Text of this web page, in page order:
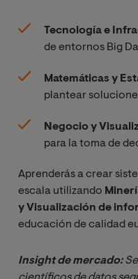
Tecnología e
de entornos Big
Matemáticas y
plantear
Negocio y
para la toma de
Aprenderás a crear
escala utilizando
y Visualización de
educación de calidad
Insight de mercado: